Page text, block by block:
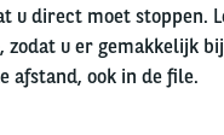
u direct moet stoppen.
zodat u er gemakkelijk
afstand, ook in de file.